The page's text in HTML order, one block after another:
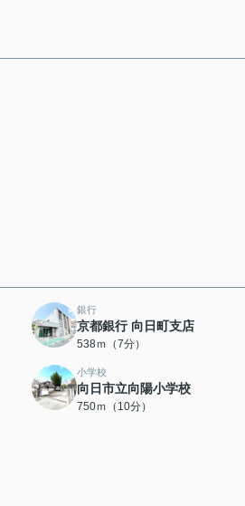
銀行
京都銀行 向日町支店
538ｍ（7分）
小学校
向日市立向陽小学校
750ｍ（10分）